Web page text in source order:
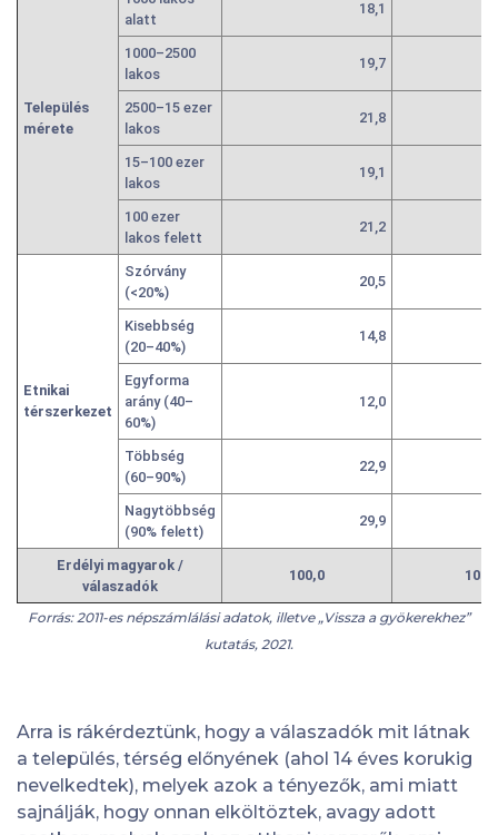
Település
mérete
alatt
18,1
1000–2500
lakos
19,7
2500–15 ezer
lakos
21,8
15–100 ezer
lakos
19,1
100 ezer
lakos felett
21,2
Etnikai
térszerkezet
Szórvány
(<20%)
20,5
Kisebbség
(20–40%)
14,8
Egyforma
arány (40–
60%)
12,0
Többség
(60–90%)
22,9
Nagytöbbség
(90% felett)
29,9
Erdélyi magyarok /
válaszadók
100,0
Forrás: 2011-es népszámlálási adatok, illetve „Vissza a gyökerekhez”
kutatás, 2021.
Arra is rákérdeztünk, hogy a válaszadók mit látnak
a település, térség előnyének (ahol 14 éves korukig
nevelkedtek), melyek azok a tényezők, ami miatt
sajnálják, hogy onnan elköltöztek, avagy adott